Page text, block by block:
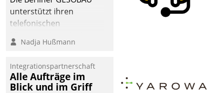
bestehend aus
Wohnungsunternehmen
und PropTech.
unterstützt ihren
telefonischen
digitalen Cockpit, das
passende Fragen und
Schlagworte auswirft.
Nadja Hußmann
Integrationspartnerschaft
Alle Aufträge im
Blick und im Griff